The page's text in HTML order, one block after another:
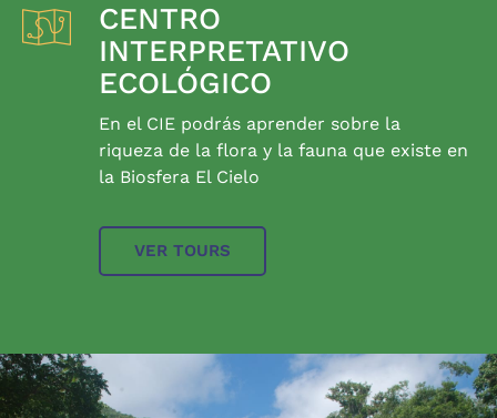
CENTRO
INTERPRETATIVO
ECOLÓGICO
En el CIE podrás aprender sobre la
riqueza de la flora y la fauna que existe en
la Biosfera El Cielo
VER TOURS